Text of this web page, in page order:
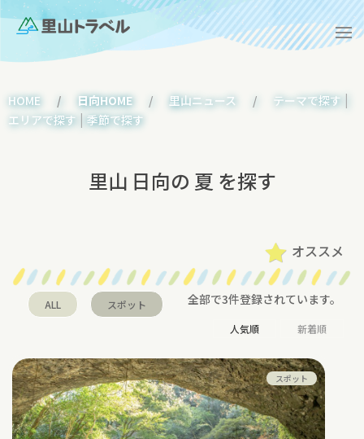
HOME 日向HOME 里山ニュース テーマで探す |
エリアで探す | 季節で探す
里山 日向の 夏 を探す
オススメ
ALL スポット 全部で3件登録されています。
人気順 新着順
スポット